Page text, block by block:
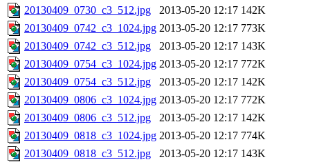
20130409_0730_c3_512.jpg
2013-05-20 12:17 142K
20130409_0742_c3_1024.jpg 2013-05-20 12:17 773K
20130409_0742_c3_512.jpg
2013-05-20 12:17 143K
20130409_0754_c3_1024.jpg 2013-05-20 12:17 772K
20130409_0754_c3_512.jpg
2013-05-20 12:17 142K
20130409_0806_c3_1024.jpg 2013-05-20 12:17 772K
20130409_0806_c3_512.jpg
2013-05-20 12:17 142K
20130409_0818_c3_1024.jpg 2013-05-20 12:17 774K
20130409_0818_c3_512.jpg
2013-05-20 12:17 143K